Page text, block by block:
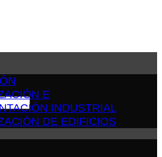
E
INDUSTRIAL
DE EDIFICIOS